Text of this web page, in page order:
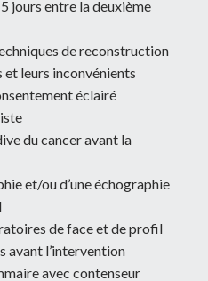
jours entre la deuxième
de reconstruction
et leurs inconvénients
éclairé
du cancer avant la
et/ou d’une échographie
de face et de profil
avant l’intervention
avec contenseur